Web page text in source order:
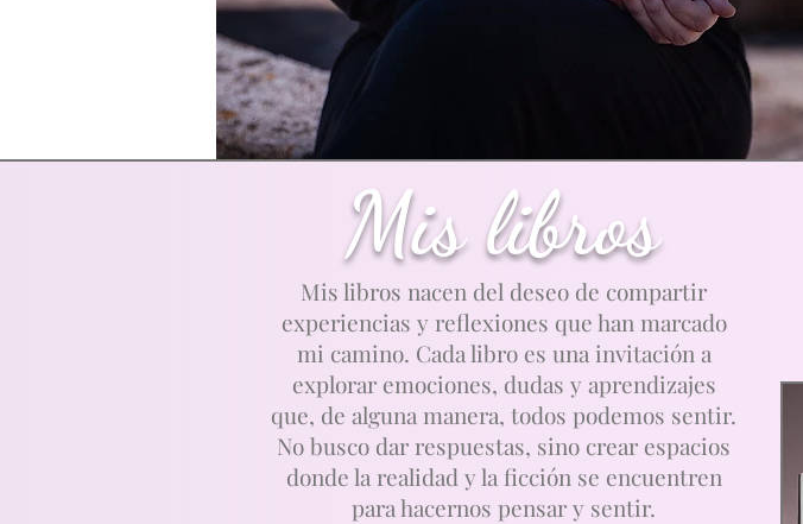
Mis libros
Mis libros nacen del deseo de compartir
experiencias y reflexiones que han marcado
mi camino. Cada libro es una invitación a
explorar emociones, dudas y aprendizajes
que, de alguna manera, todos podemos sentir.
No busco dar respuestas, sino crear espacios
donde la realidad y la ficción se encuentren
para hacernos pensar y sentir.